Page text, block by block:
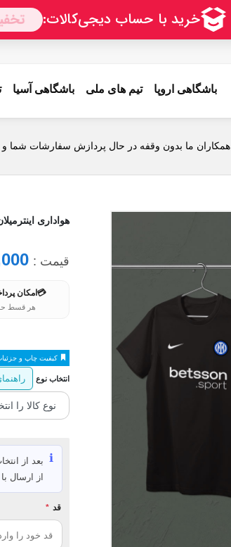
باشگاهی اروپا تیم های ملی باشگاهی آسیا
همکاران ما بدون وقفه در حال پردازش سفارشات شما و
هواداری اینترمیلان طرح 7 (تیشرت ، هودی
قیمت :
💳 امکان پرداخت در ۴
هر قسط
کیفیت چاپ و
انتخاب نوع
ℹ️
بعد از
از ارسال
قد *